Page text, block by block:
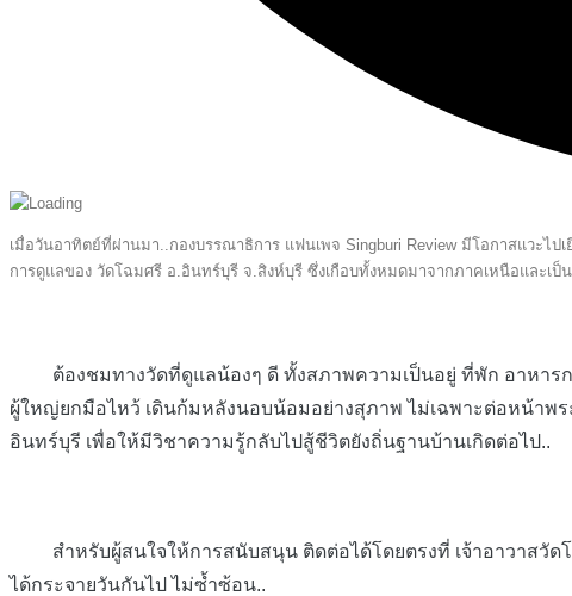
เมื่อวันอาทิตย์ที่ผ่านมา..กองบรรณาธิการ แฟนเพจ Singburi Review มีโอกาสแวะไ
การดูแลของ วัดโฉมศรี อ.อินทร์บุรี จ.สิงห์บุรี ซึ่งเกือบทั้งหมดมาจากภาคเหนือและเป็
ต้องชมทางวัดที่ดูแลน้องๆ ดี ทั้งสภาพความเป็นอยู่ ที่พัก อาหารก
ผู้ใหญ่ยกมือไหว้ เดินก้มหลังนอบน้อมอย่างสุภาพ ไม่เฉพาะต่อหน้าพ
อินทร์บุรี เพื่อให้มีวิชาความรู้กลับไปสู้ชีวิตยังถิ่นฐานบ้านเกิดต่อไป..
สำหรับผู้สนใจให้การสนับสนุน ติดต่อได้โดยตรงที่ เจ้าอาวาสวัดโ
ได้กระจายวันกันไป ไม่ซ้ำซ้อน..